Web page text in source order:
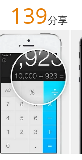
139分享